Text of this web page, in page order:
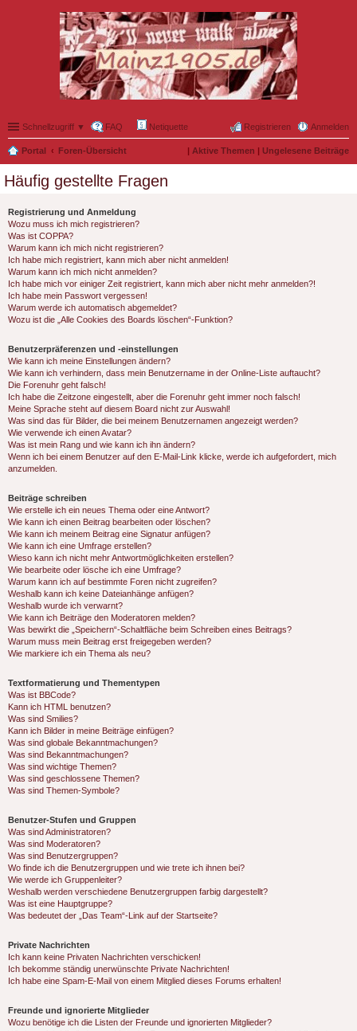
Schnellzugriff ▼ FAQ Netiquette Anmelden
Registrieren
Portal Foren-Übersicht | Aktive Themen | Ungelesene Beiträge
Häufig gestellte Fragen
Registrierung und Anmeldung
Wozu muss ich mich registrieren?
Was ist COPPA?
Warum kann ich mich nicht registrieren?
Ich habe mich registriert, kann mich aber nicht anmelden!
Warum kann ich mich nicht anmelden?
Ich habe mich vor einiger Zeit registriert, kann mich aber nicht mehr anmelden?!
Ich habe mein Passwort vergessen!
Warum werde ich automatisch abgemeldet?
Wozu ist die „Alle Cookies des Boards löschen“-Funktion?
Benutzerpräferenzen und -einstellungen
Wie kann ich meine Einstellungen ändern?
Wie kann ich verhindern, dass mein Benutzername in der Online-Liste auftaucht?
Die Forenuhr geht falsch!
Ich habe die Zeitzone eingestellt, aber die Forenuhr geht immer noch falsch!
Meine Sprache steht auf diesem Board nicht zur Auswahl!
Was sind das für Bilder, die bei meinem Benutzernamen angezeigt werden?
Wie verwende ich einen Avatar?
Was ist mein Rang und wie kann ich ihn ändern?
Wenn ich bei einem Benutzer auf den E-Mail-Link klicke, werde ich aufgefordert, mich
anzumelden.
Beiträge schreiben
Wie erstelle ich ein neues Thema oder eine Antwort?
Wie kann ich einen Beitrag bearbeiten oder löschen?
Wie kann ich meinem Beitrag eine Signatur anfügen?
Wie kann ich eine Umfrage erstellen?
Wieso kann ich nicht mehr Antwortmöglichkeiten erstellen?
Wie bearbeite oder lösche ich eine Umfrage?
Warum kann ich auf bestimmte Foren nicht zugreifen?
Weshalb kann ich keine Dateianhänge anfügen?
Weshalb wurde ich verwarnt?
Wie kann ich Beiträge den Moderatoren melden?
Was bewirkt die „Speichern“-Schaltfläche beim Schreiben eines Beitrags?
Warum muss mein Beitrag erst freigegeben werden?
Wie markiere ich ein Thema als neu?
Textformatierung und Thementypen
Was ist BBCode?
Kann ich HTML benutzen?
Was sind Smilies?
Kann ich Bilder in meine Beiträge einfügen?
Was sind globale Bekanntmachungen?
Was sind Bekanntmachungen?
Was sind wichtige Themen?
Was sind geschlossene Themen?
Was sind Themen-Symbole?
Benutzer-Stufen und Gruppen
Was sind Administratoren?
Was sind Moderatoren?
Was sind Benutzergruppen?
Wo finde ich die Benutzergruppen und wie trete ich ihnen bei?
Wie werde ich Gruppenleiter?
Weshalb werden verschiedene Benutzergruppen farbig dargestellt?
Was ist eine Hauptgruppe?
Was bedeutet der „Das Team“-Link auf der Startseite?
Private Nachrichten
Ich kann keine Privaten Nachrichten verschicken!
Ich bekomme ständig unerwünschte Private Nachrichten!
Ich habe eine Spam-E-Mail von einem Mitglied dieses Forums erhalten!
Freunde und ignorierte Mitglieder
Wozu benötige ich die Listen der Freunde und ignorierten Mitglieder?